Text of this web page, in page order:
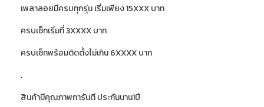
เพลาลอยมีครบทุกรุ่น เริ่มเพียง 15XXX บาท
ครบเซ็ทเริ่มที่ 3XXXX บาท
ครบเซ็ทพร้อมติดตั้งไม่เกิน 6XXXX บาท
.
สินค้ามีคุณภาพการันตี ประกันนาน1ปี